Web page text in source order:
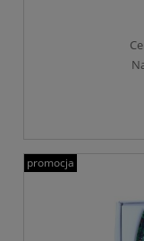
promocja